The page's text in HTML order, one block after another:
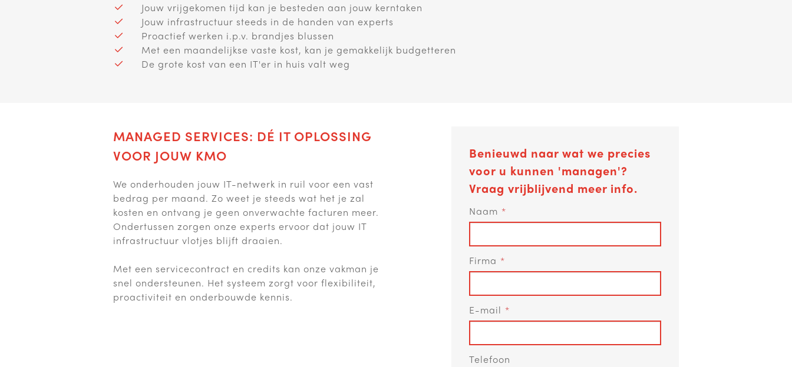
Jouw vrijgekomen tijd kan je besteden aan jouw kerntaken
Jouw infrastructuur steeds in de handen van experts
Proactief werken i.p.v. brandjes blussen
Met een maandelijkse vaste kost, kan je gemakkelijk budgetteren
De grote kost van een IT'er in huis valt weg
MANAGED SERVICES: DÉ IT OPLOSSING
VOOR JOUW KMO
We onderhouden jouw IT-netwerk in ruil voor een vast
bedrag per maand. Zo weet je steeds wat het je zal
kosten en ontvang je geen onverwachte facturen meer.
Ondertussen zorgen onze experts ervoor dat jouw IT
infrastructuur vlotjes blijft draaien.
Met een servicecontract en credits kan onze vakman je
snel ondersteunen. Het systeem zorgt voor flexibiliteit,
proactiviteit en onderbouwde kennis.
Benieuwd naar wat we precies
voor u kunnen 'managen'?
Vraag vrijblijvend meer info.
Naam
Firma
E-mail
Telefoon